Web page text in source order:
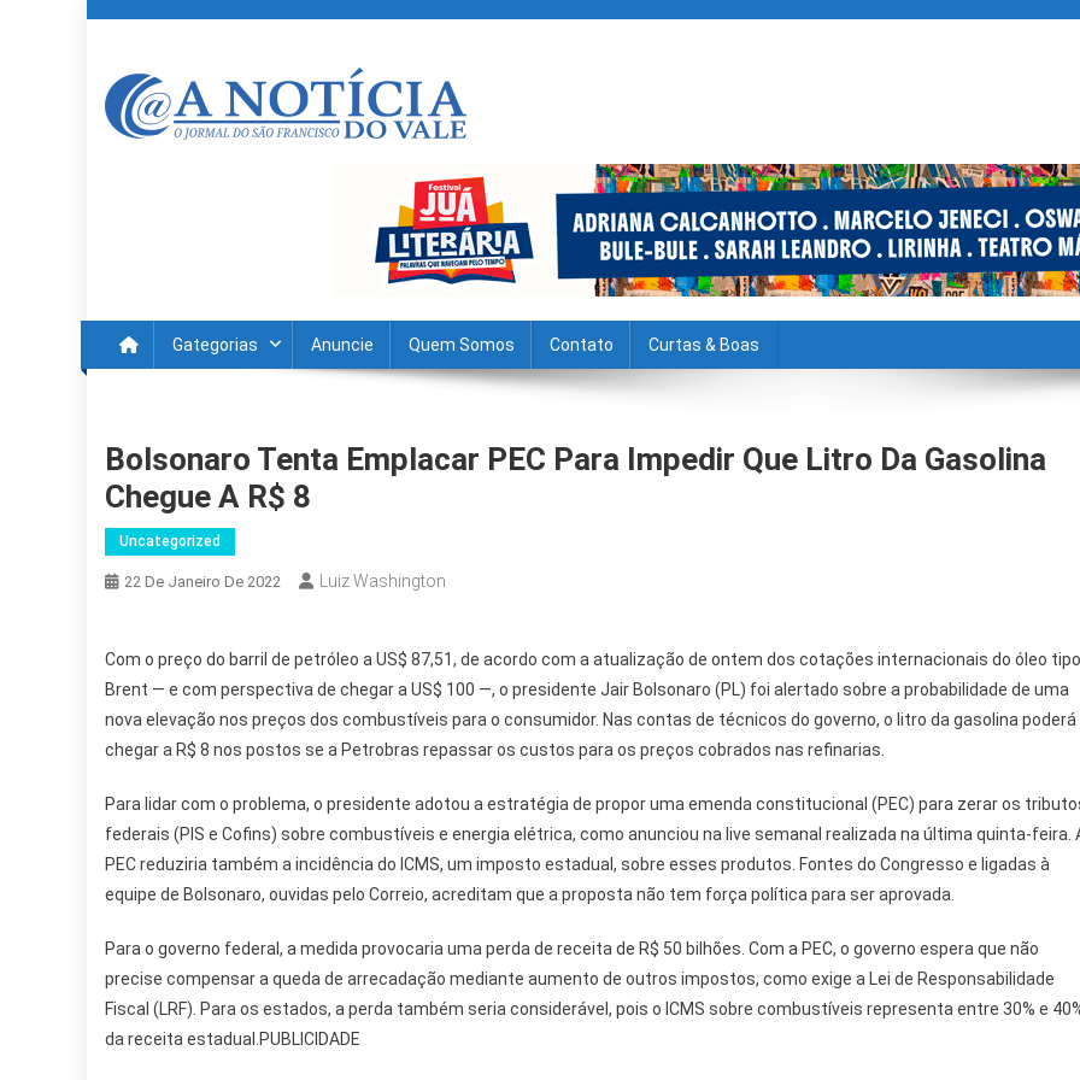
content
Gategorias Anuncie Quem Somos Contato Curtas & Boas
Bolsonaro Tenta Emplacar PEC Para Impedir Que Litro Da Gasolina
Chegue A R$ 8
Uncategorized
22 De Janeiro De 2022 Luiz Washington
Com o preço do barril de petróleo a US$ 87,51, de acordo com a atualização de ontem dos cotações internacionais do óleo tipo
Brent — e com perspectiva de chegar a US$ 100 —, o presidente Jair Bolsonaro (PL) foi alertado sobre a probabilidade de uma
nova elevação nos preços dos combustíveis para o consumidor. Nas contas de técnicos do governo, o litro da gasolina poderá
chegar a R$ 8 nos postos se a Petrobras repassar os custos para os preços cobrados nas refinarias.
Para lidar com o problema, o presidente adotou a estratégia de propor uma emenda constitucional (PEC) para zerar os
federais (PIS e Cofins) sobre combustíveis e energia elétrica, como anunciou na live semanal realizada na última quinta-feira.
PEC reduziria também a incidência do ICMS, um imposto estadual, sobre esses produtos. Fontes do Congresso e ligadas à
equipe de Bolsonaro, ouvidas pelo Correio, acreditam que a proposta não tem força política para ser aprovada.
Para o governo federal, a medida provocaria uma perda de receita de R$ 50 bilhões. Com a PEC, o governo espera que não
precise compensar a queda de arrecadação mediante aumento de outros impostos, como exige a Lei de Responsabilidade
Fiscal (LRF). Para os estados, a perda também seria considerável, pois o ICMS sobre combustíveis representa entre 30% e
da receita estadual.PUBLICIDADE